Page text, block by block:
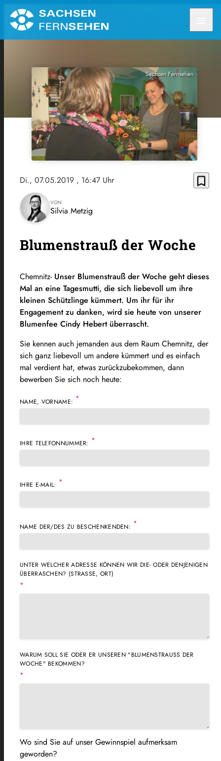
Sachsen Fernsehen
Di., 07.05.2019 , 16:47 Uhr bookmark_border
VON
Silvia Metzig
Blumenstrauß der Woche
Chemnitz- Unser Blumenstrauß der Woche geht dieses
Mal an eine Tagesmutti, die sich liebevoll um ihre
kleinen Schützlinge kümmert. Um ihr für ihr
Engagement zu danken, wird sie heute von unserer
Blumenfee Cindy Hebert überrascht.
Sie kennen auch jemanden aus dem Raum Chemnitz, der
sich ganz liebevoll um andere kümmert und es einfach
mal verdient hat, etwas zurückzubekommen, dann
bewerben Sie sich noch heute:
NAME, VORNAME: *
IHRE TELEFONNUMMER: *
IHRE E-MAIL: *
NAME DER/DES ZU BESCHENKENDEN: *
UNTER WELCHER ADRESSE KÖNNEN WIR DIE- ODER DENJENIGEN
ÜBERRASCHEN? (STRASSE, ORT)
*
WARUM SOLL SIE ODER ER UNSEREN "BLUMENSTRAUSS DER W
OCHE" BEKOMMEN?
*
Wo sind Sie auf unser Gewinnspiel aufmerksam
geworden?